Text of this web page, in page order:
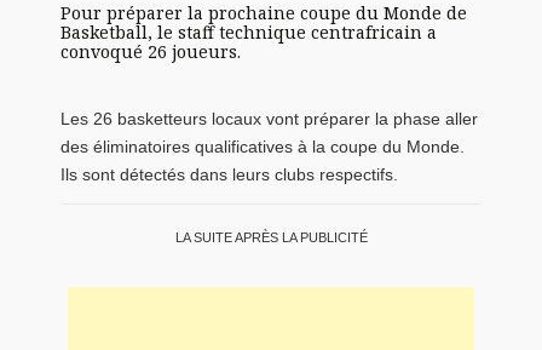
Pour préparer la prochaine coupe du Monde de
Basketball, le staff technique centrafricain a
convoqué 26 joueurs.
Les 26 basketteurs locaux vont préparer la phase aller
des éliminatoires qualificatives à la coupe du Monde.
Ils sont détectés dans leurs clubs respectifs.
LA SUITE APRÈS LA PUBLICITÉ